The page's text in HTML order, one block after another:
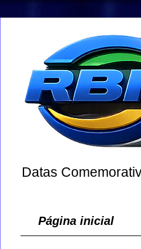
Datas
Página inicial